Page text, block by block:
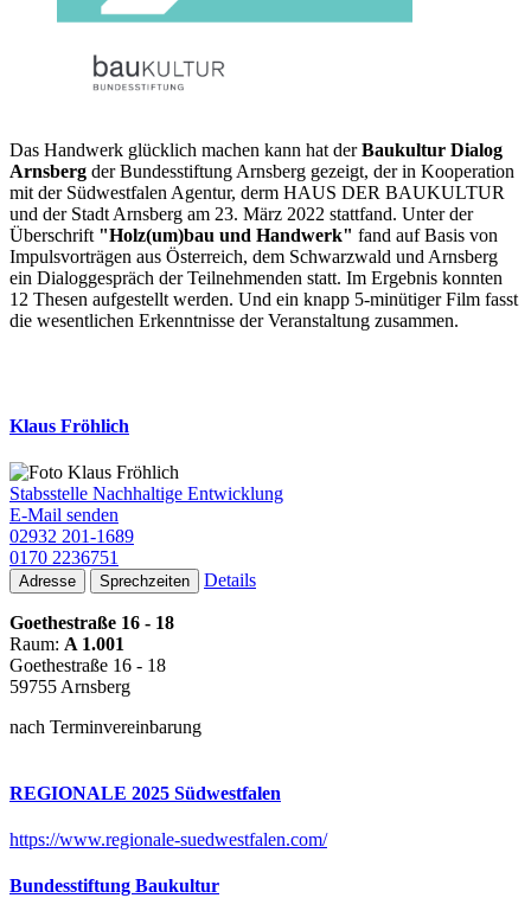
Das Handwerk glücklich machen kann hat derBaukultur Dialog
Arnsberg der Bundesstiftung Arnsberg gezeigt, der in Kooperation
mit der Südwestfalen Agentur, derm HAUS DER BAUKULTUR
und der Stadt Arnsberg am 23. März 2022 stattfand. Unter der
Überschrift "Holz(um)bau und Handwerk" fand auf Basis von
Impulsvorträgen aus Österreich, dem Schwarzwald und Arnsberg
ein Dialoggespräch der Teilnehmenden statt. Im Ergebnis konnten
12 Thesen aufgestellt werden. Und ein knapp 5-minütiger Film fasst
die wesentlichen Erkenntnisse der Veranstaltung zusammen.
Klaus Fröhlich
Stabsstelle Nachhaltige Entwicklung
E-Mail senden
02932 201-1689
0170 2236751
Adresse Sprechzeiten Details
Goethestraße 16 - 18
Raum: A 1.001
Goethestraße 16 - 18
59755 Arnsberg
nach Terminvereinbarung
REGIONALE 2025 Südwestfalen
https://www.regionale-suedwestfalen.com/
Bundesstiftung Baukultur